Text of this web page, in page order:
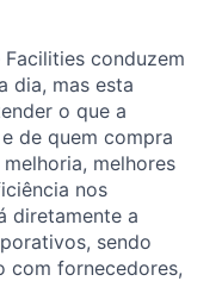
conduzem
dia, mas esta
o que a
de quem compra
melhores
nos
diretamente a
sendo
com fornecedores,